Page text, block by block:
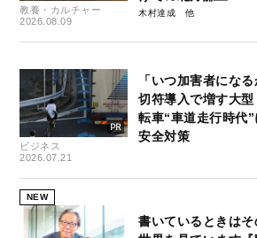
教養・カルチャー
2026.08.09
木村達成
ビジネス
2026.07.21
「いつ加害者にな
切符導入で増す大
転車“車道走行時代
安全対策
NEW
書いているときは